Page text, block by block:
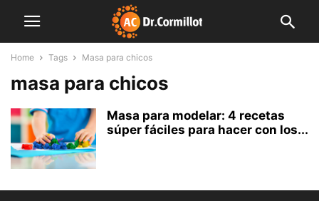
Home Tags Masa para chicos
masa para chicos
Masa para modelar: 4 recetas
súper fáciles para hacer con los...